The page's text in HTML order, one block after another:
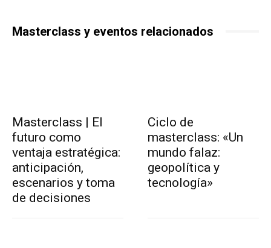
Masterclass y eventos relacionados
Masterclass | El
futuro como
ventaja estratégica:
anticipación,
escenarios y toma
de decisiones
Ciclo de
masterclass: «Un
mundo falaz:
geopolítica y
tecnología»